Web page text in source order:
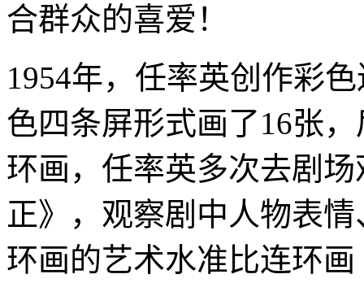
合群众的喜爱！
1954年，任率英创作彩
色四条屏形式画了16张
环画，任率英多次去剧
正》，观察剧中人物表
环画的艺术水准比连环